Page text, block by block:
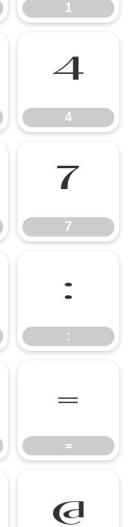
1
4
4
7
7
:
:
=
=
@